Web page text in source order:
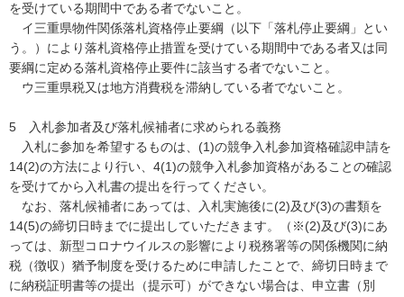
を受けている期間中である者でないこと。
イ三重県物件関係落札資格停止要綱（以下「落札停止要綱」とい
う。）により落札資格停止措置を受けている期間中である者又は同
要綱に定める落札資格停止要件に該当する者でないこと。
ウ三重県税又は地方消費税を滞納している者でないこと。
5 入札参加者及び落札候補者に求められる義務
入札に参加を希望するものは、(1)の競争入札参加資格確認申請を
14(2)の方法により行い、4(1)の競争入札参加資格があることの確認
を受けてから入札書の提出を行ってください。
なお、落札候補者にあっては、入札実施後に(2)及び(3)の書類を
14(5)の締切日時までに提出していただきます。（※(2)及び(3)にあ
っては、新型コロナウイルスの影響により税務署等の関係機関に納
税（徴収）猶予制度を受けるために申請したことで、締切日時まで
に納税証明書等の提出（提示可）ができない場合は、申立書（別